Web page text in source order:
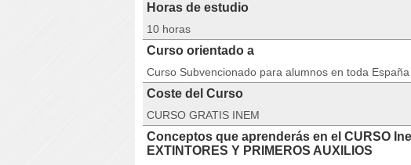
Horas de estudio
10 horas
Curso orientado a
Curso Subvencionado para alumnos en toda España
Coste del Curso
CURSO GRATIS INEM
Conceptos que aprenderás en el CURSO
EXTINTORES Y PRIMEROS AUXILIOS